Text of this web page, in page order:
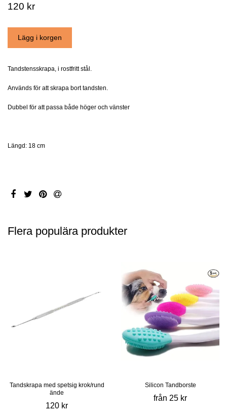
120 kr
Tandstensskrapa, i rostfritt stål.
Används för att skrapa bort tandsten.
Dubbel för att passa både höger och vänster
Längd: 18 cm
Flera populära produkter
Tandskrapa med spetsig krok/rund
ände
120 kr
Silicon Tandborste
från 25 kr